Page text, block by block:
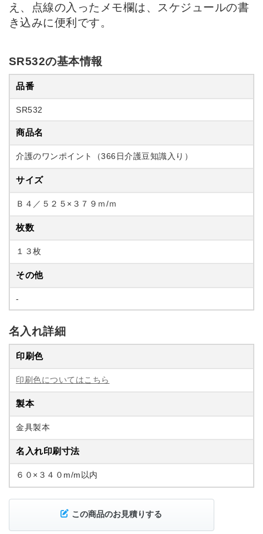
え、点線の入ったメモ欄は、スケジュールの書
き込みに便利です。
SR532の基本情報
品番
SR532
商品名
介護のワンポイント（366日介護豆知識入り）
サイズ
Ｂ４／５２５×３７９ｍ/ｍ
枚数
１３枚
その他
-
名入れ詳細
印刷色
印刷色についてはこちら
製本
金具製本
名入れ印刷寸法
６０×３４０m/m以内
この商品のお見積りする